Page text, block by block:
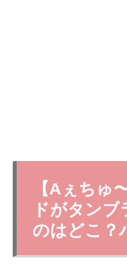
【Aぇちゅ
ドがタン
のはどこ？